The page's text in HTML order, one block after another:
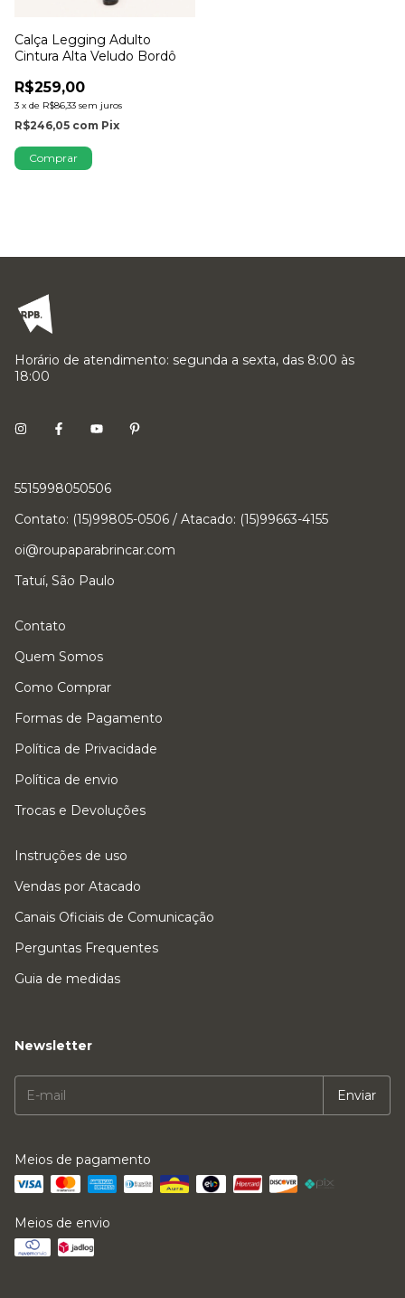
Calça Legging Adulto
Cintura Alta Veludo Bordô
R$259,00
3 x de R$86,33 sem juros
R$246,05 com Pix
Comprar
Horário de atendimento: segunda a sexta, das 8:00 às
18:00
5515998050506
Contato: (15)99805-0506 / Atacado: (15)99663-4155
oi@roupaparabrincar.com
Tatuí, São Paulo
Contato
Quem Somos
Como Comprar
Formas de Pagamento
Política de Privacidade
Política de envio
Trocas e Devoluções
Instruções de uso
Vendas por Atacado
Canais Oficiais de Comunicação
Perguntas Frequentes
Guia de medidas
Newsletter
Meios de pagamento
Meios de envio